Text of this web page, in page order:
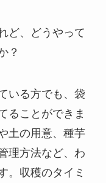
ど、どうやって
？
いる方でも、袋
ることができま
土の用意、種芋
理方法など、わ
。収穫のタイミ